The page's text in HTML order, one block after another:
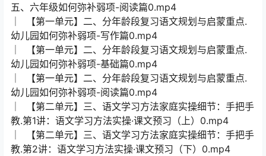
五、六年级如何弥补弱项-阅读篇0.mp4
│ 【第一单元】二、分年龄段复习语文规划与启蒙重点.
幼儿园如何弥补弱项-写作篇0.mp4
│ 【第一单元】二、分年龄段复习语文规划与启蒙重点.
幼儿园如何弥补弱项-基础篇0.mp4
│ 【第一单元】二、分年龄段复习语文规划与启蒙重点.
幼儿园如何弥补弱项-阅读篇0.mp4
│ 【第二单元】三、语文学习方法家庭实操细节：手把手
教.第1讲：语文学习方法实操·课文预习（上）0.mp4
│ 【第二单元】三、语文学习方法家庭实操细节：手把手
教.第2讲：语文学习方法实操·课文预习（下）0.mp4